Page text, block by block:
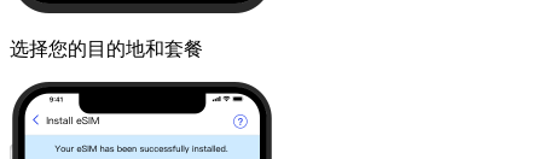
选择您的目的地和套餐